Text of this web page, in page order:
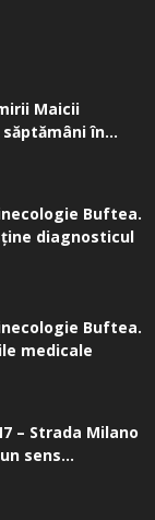
Maicii
în...
Buftea.
diagnosticul
Buftea.
medicale
– Strada Milano
sens...